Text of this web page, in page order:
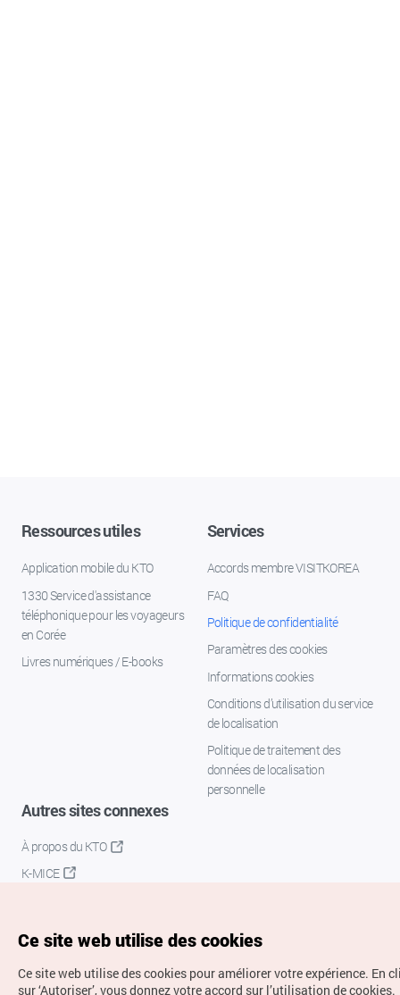
Ressources utiles
Application mobile du KTO
1330 Service d'assistance
téléphonique pour les voyageurs
en Corée
Livres numériques / E-books
Services
Accords membre VISITKOREA
FAQ
Politique de confidentialité
Paramètres des cookies
Informations cookies
Conditions d’utilisation du service
de localisation
Politique de traitement des
données de localisation
personnelle
Autres sites connexes
À propos du KTO
K-MICE
Ce site web utilise des cookies
Ce site web utilise des cookies pour améliorer votre expérience. En
sur ‘Autoriser’, vous donnez votre accord sur l’utilisation de cookies.